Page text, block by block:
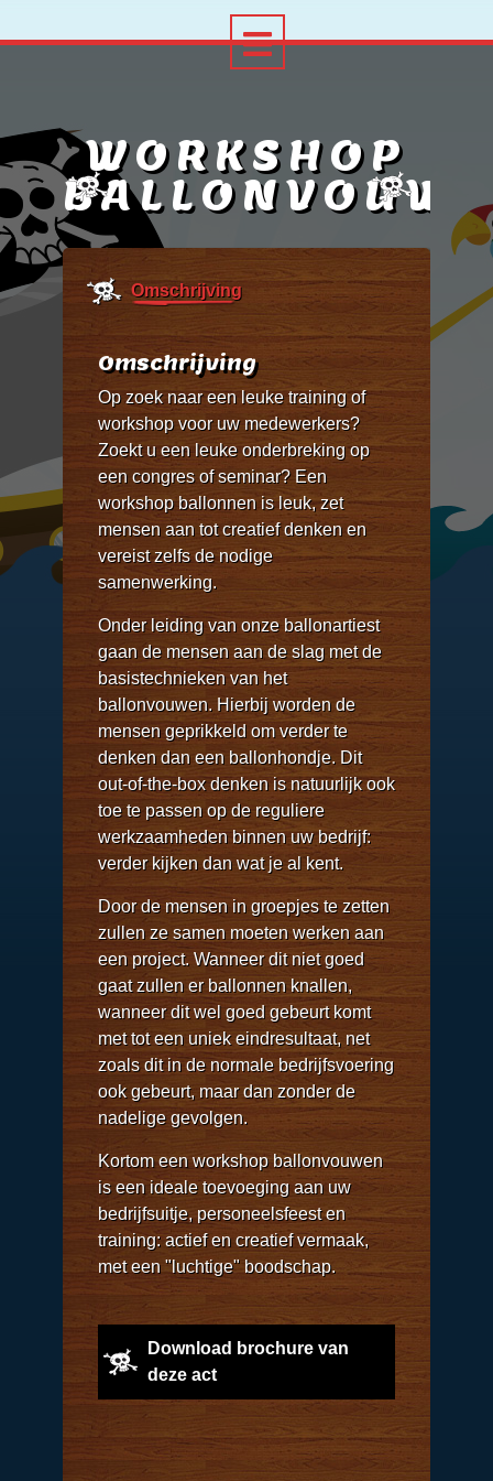
WORKSHOP
Omschrijving
Omschrijving
Op zoek naar een leuke training of
workshop voor uw medewerkers?
Zoekt u een leuke onderbreking op
een congres of seminar? Een
workshop ballonnen is leuk, zet
mensen aan tot creatief denken en
vereist zelfs de nodige
samenwerking.
Onder leiding van onze ballonartiest
gaan de mensen aan de slag met de
basistechnieken van het
ballonvouwen. Hierbij worden de
mensen geprikkeld om verder te
denken dan een ballonhondje. Dit
out-of-the-box denken is natuurlijk ook
toe te passen op de reguliere
werkzaamheden binnen uw bedrijf:
verder kijken dan wat je al kent.
Door de mensen in groepjes te zetten
zullen ze samen moeten werken aan
een project. Wanneer dit niet goed
gaat zullen er ballonnen knallen,
wanneer dit wel goed gebeurt komt
met tot een uniek eindresultaat, net
zoals dit in de normale bedrijfsvoering
ook gebeurt, maar dan zonder de
nadelige gevolgen.
Kortom een workshop ballonvouwen
is een ideale toevoeging aan uw
bedrijfsuitje, personeelsfeest en
training: actief en creatief vermaak,
met een "luchtige" boodschap.
Download brochure van
deze act